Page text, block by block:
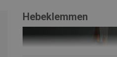
Hebeklemmen